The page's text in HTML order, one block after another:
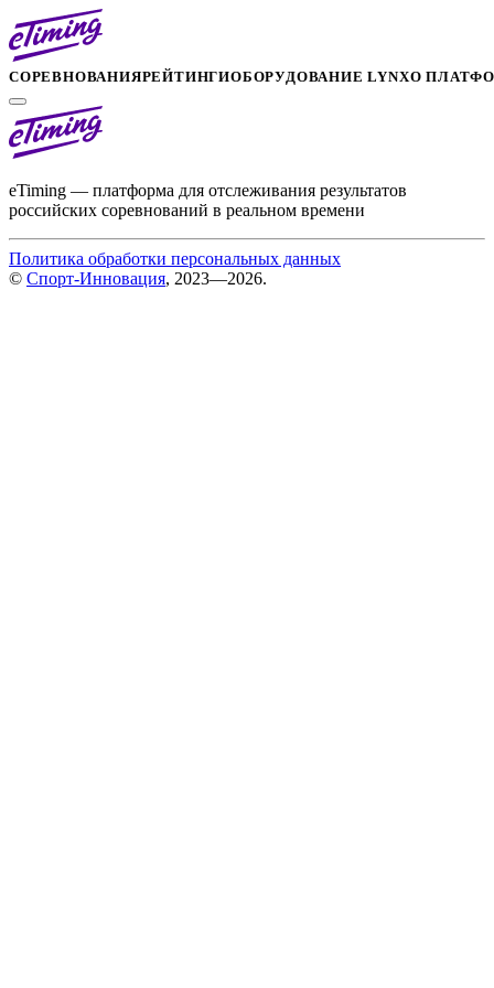
СОРЕВНОВАНИЯРЕЙТИНГИОБОРУДОВАНИЕ LYNXО
eTiming — платформа для отслеживания результатов
российских соревнований в реальном времени
Политика обработки персональных данных
© Спорт-Инновация, 2023—2026.